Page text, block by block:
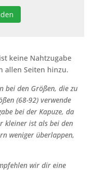
keine Nahtzugabe
allen Seiten hinzu.
bei den Größen, die zu
(68-92) verwende
bei der Kapuze, da
kleiner ist als bei den
weniger überlappen,
wir dir eine